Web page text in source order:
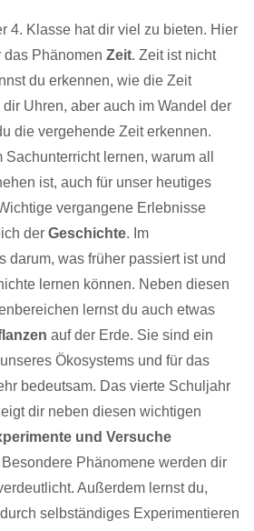
4. Klasse hat dir viel zu bieten. Hier
das Phänomen Zeit. Zeit ist nicht
du erkennen, wie die Zeit
Uhren, aber auch im Wandel der
die vergehende Zeit erkennen.
lernen, warum all
ist, auch für unser heutiges
vergangene Erlebnisse
der Geschichte. Im
darum, was früher passiert ist und
lernen können. Neben diesen
lernst du auch etwas
auf der Erde. Sie sind ein
Ökosystems und für das
bedeutsam. Das vierte Schuljahr
dir neben diesen wichtigen
und Versuche
Phänomene werden dir
Außerdem lernst du,
selbständiges Experimentieren